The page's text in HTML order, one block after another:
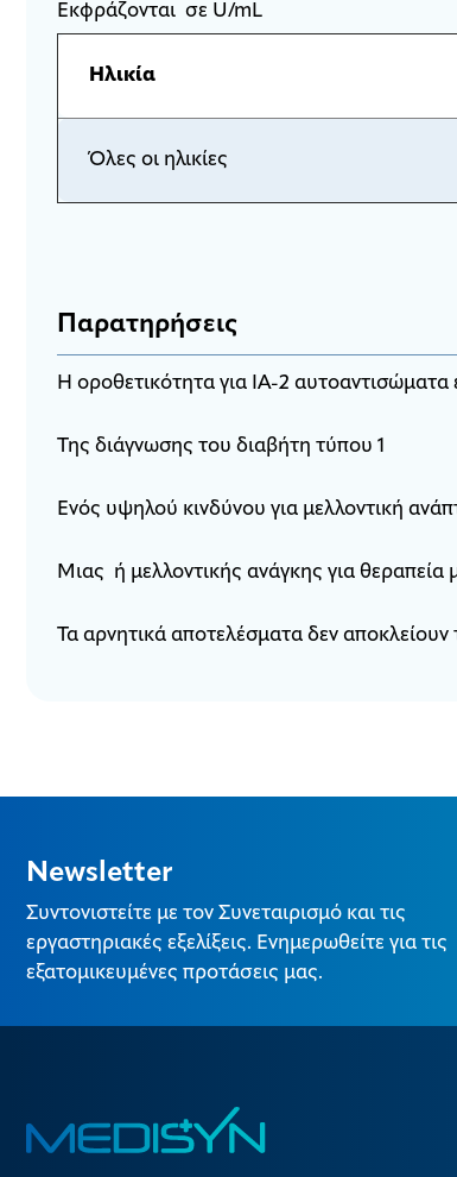
Εκφράζονται σε U/mL
Ηλικία
Όλες οι ηλικίες
Παρατηρήσεις
Η οροθετικότητα για IA-2 αυτοαντισώματα
Της διάγνωσης του διαβήτη τύπου 1
Ενός υψηλού κινδύνου για μελλοντική
Μιας ή μελλοντικής ανάγκης για θεραπεία
Τα αρνητικά αποτελέσματα δεν
Newsletter
Συντονιστείτε με τον Συνεταιρισμό και τις
εργαστηριακές εξελίξεις. Ενημερωθείτε για τις
εξατομικευμένες προτάσεις μας.